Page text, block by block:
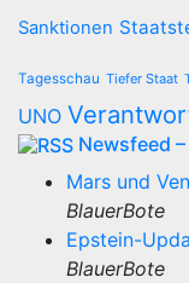
Sanktionen
Tagesschau Tiefer Staat
UNO
Newsfeed
Mars und
BlauerBote
Epstein-
BlauerBote